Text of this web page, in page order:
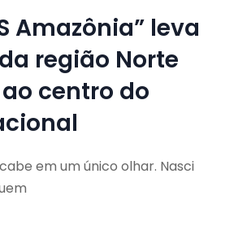
Amazônia” leva
região Norte
centro do
em um único olhar. Nasci